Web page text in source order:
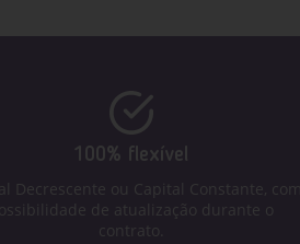
100% flexível
Decrescente ou Capital Constante, com
de atualização durante o
contrato.